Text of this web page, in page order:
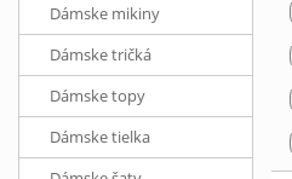
Dámske mikiny
Dámske tričká
Dámske topy
Dámske tielka